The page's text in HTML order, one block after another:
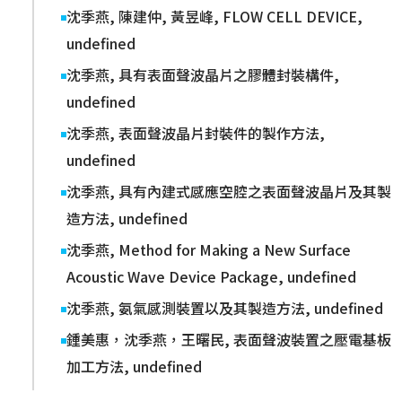
沈季燕, 陳建仲, 黃昱峰, FLOW CELL DEVICE,
undefined
沈季燕, 具有表面聲波晶片之膠體封裝構件,
undefined
沈季燕, 表面聲波晶片封裝件的製作方法,
undefined
沈季燕, 具有內建式感應空腔之表面聲波晶片及其製
造方法, undefined
沈季燕, Method for Making a New Surface
Acoustic Wave Device Package, undefined
沈季燕, 氨氣感測裝置以及其製造方法, undefined
鍾美惠，沈季燕，王曙民, 表面聲波裝置之壓電基板
加工方法, undefined